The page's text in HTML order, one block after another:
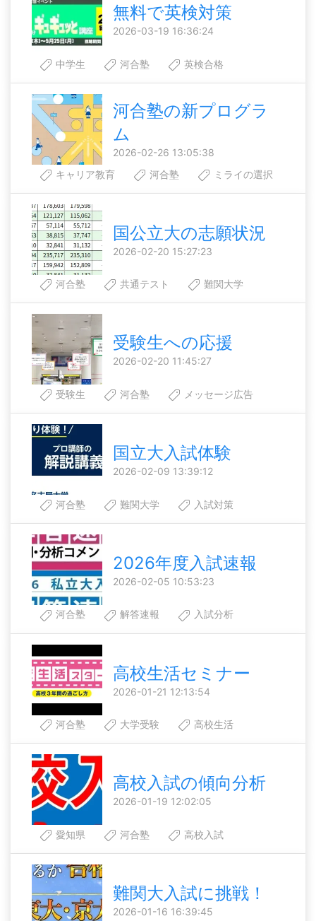
無料で英検対策
2026-03-19 16:36:24
中学生 河合塾 英検合格
河合塾の新プログラ
ム
2026-02-26 13:05:38
キャリア教育
河合塾 ミライの選択
国公立大の志願状況
2026-02-20 15:27:23
河合塾 共通テスト 難関大学
受験生への応援
2026-02-20 11:45:27
受験生 河合塾 メッセージ広告
国立大入試体験
2026-02-09 13:39:12
河合塾 難関大学 入試対策
2026年度入試速報
2026-02-05 10:53:23
河合塾 解答速報 入試分析
高校生活セミナー
2026-01-21 12:13:54
河合塾 大学受験 高校生活
高校入試の傾向分析
2026-01-19 12:02:05
愛知県 河合塾 高校入試
難関大入試に挑戦！
2026-01-16 16:39:45